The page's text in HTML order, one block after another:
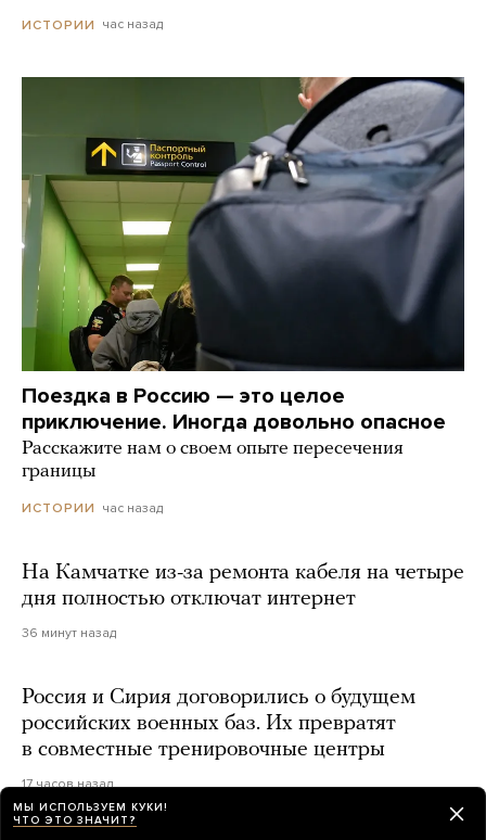
ИСТОРИИ час назад
Поездка в Россию — это целое
приключение. Иногда довольно опасное
Расскажите нам о своем опыте пересечения
границы
ИСТОРИИ час назад
На Камчатке из-за ремонта кабеля на четыре
дня полностью отключат интернет
36 минут назад
Россия и Сирия договорились о будущем
российских военных баз. Их превратят
в совместные тренировочные центры
17 часов назад
МЫ ИСПОЛЬЗУЕМ КУКИ!
ЧТО ЭТО ЗНАЧИТ?